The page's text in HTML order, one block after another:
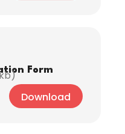
Form
Download